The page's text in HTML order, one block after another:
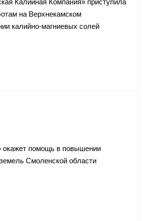
Калийная Компания» приступила
на Верхнекамском
калийно-магниевых солей
окажет помощь в повышении
Смоленской области